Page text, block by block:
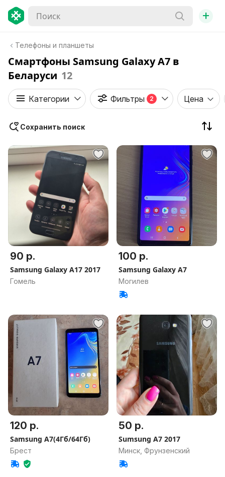
+
Телефоны и планшеты
Смартфоны Samsung Galaxy A7 в
Беларуси 12
Категории Фильтры 2 Цена
Сохранить поиск
90 р.
Samsung Galaxy A17 2017
Гомель
100 р.
Samsung Galaxy A7
Могилев
120 р.
Samsung А7(4Гб/64Гб)
Брест
50 р.
Sumsung A7 2017
Минск, Фрунзенский